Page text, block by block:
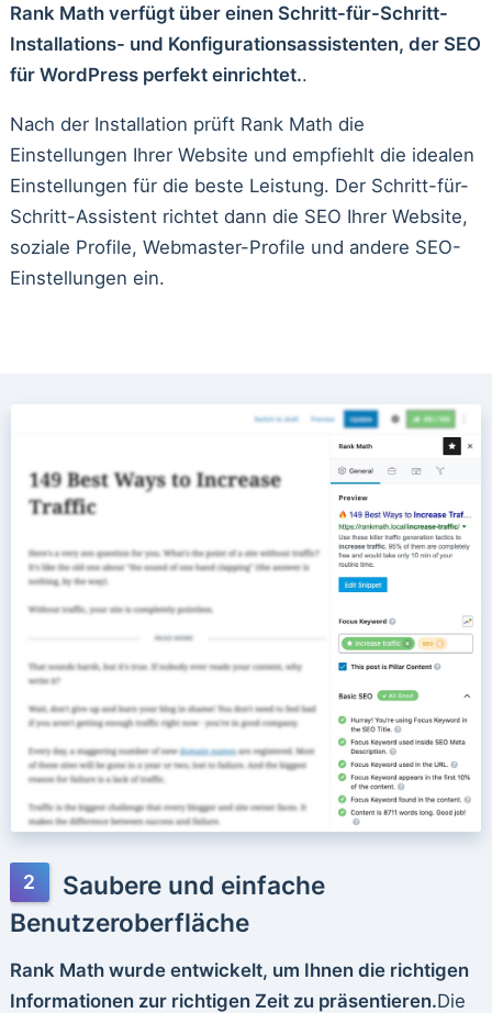
Rank Math verfügt über einen Schritt-für-Schritt-
Installations- und Konfigurationsassistenten, der SEO
für WordPress perfekt einrichtet..
Nach der Installation prüft Rank Math die
Einstellungen Ihrer Website und empfiehlt die idealen
Einstellungen für die beste Leistung. Der Schritt-für-
Schritt-Assistent richtet dann die SEO Ihrer Website,
soziale Profile, Webmaster-Profile und andere SEO-
Einstellungen ein.
Saubere und einfache
Benutzeroberfläche
Rank Math wurde entwickelt, um Ihnen die richtigen
Informationen zur richtigen Zeit zu präsentieren.Die